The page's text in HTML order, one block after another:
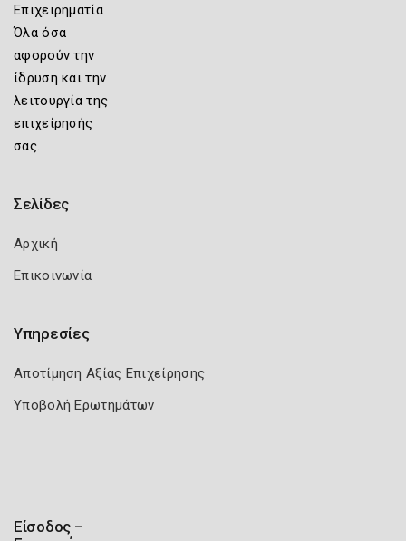
Επιχειρηματία
Όλα όσα
αφορούν την
ίδρυση και την
λειτουργία της
επιχείρησής
σας.
Σελίδες
Αρχική
Επικοινωνία
Υπηρεσίες
Αποτίμηση Αξίας Επιχείρησης
Υποβολή Ερωτημάτων
Είσοδος –